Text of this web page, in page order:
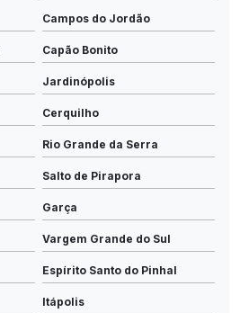
Campos do Jordão
Capão Bonito
Jardinópolis
Cerquilho
Rio Grande da Serra
Salto de Pirapora
Garça
Vargem Grande do Sul
Espírito Santo do Pinhal
Itápolis